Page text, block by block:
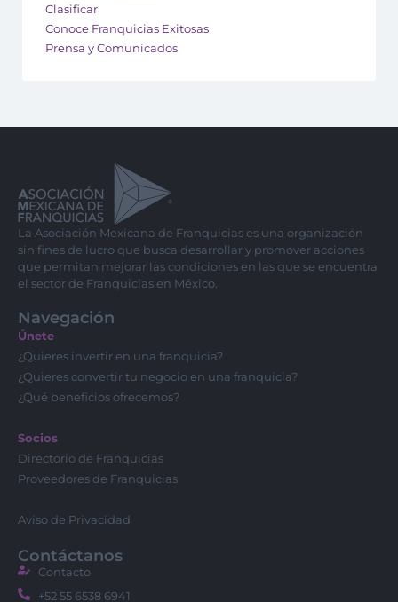
Clasificar
Conoce Franquicias Exitosas
Prensa y Comunicados
La Asociación Mexicana de Franquicias es una organización
sin fines de lucro que busca desarrollar y promover acciones
que permitan mejorar las condiciones en las que se encuentra
el sector de Franquicias en México.
Navegación
Únete
¿Quieres invertir en una franquicia?
¿Quieres convertir tu negocio en una franquicia?
¿Qué beneficios ofrecemos?
Socios
Directorio de Franquicias
Proveedores de Franquicias
Aviso de Privacidad
Contáctanos
Contacto
+52 55 6538 6941